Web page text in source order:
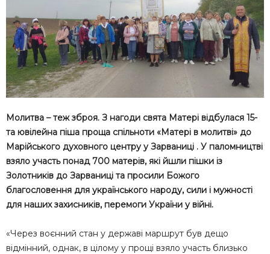
Молитва – теж зброя. З нагоди свята Матері відбулася 15-
та ювілейна піша проща спільноти «Матері в молитві» до
Марійського духовного центру у Зарваниці . У паломництві
взяло участь понад 700 матерів, які йшли пішки із
Золотників до Зарваниці та просили Божого
благословення для українського народу, сили і мужності
для наших захисників, перемоги України у війні.
«Через воєнний стан у державі маршрут був дещо
відмінний, однак, в цілому у прощі взяло участь близько